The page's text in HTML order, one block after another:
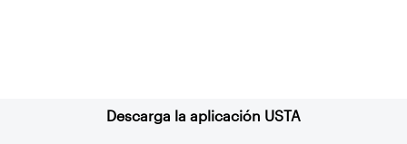
Descarga la aplicación USTA